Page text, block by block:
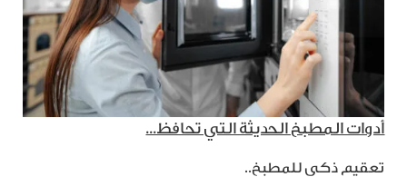
أدوات المطبخ الحديثة التي تحافظ...
تعقيم ذكي للمطبخ..